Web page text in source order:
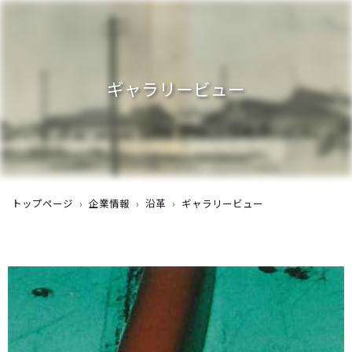
ギャラリービュー
トップページ › 企業情報 › 沿革 › ギャラリービュー